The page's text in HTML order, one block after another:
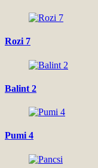
Rozi 7
Balint 2
Pumi 4